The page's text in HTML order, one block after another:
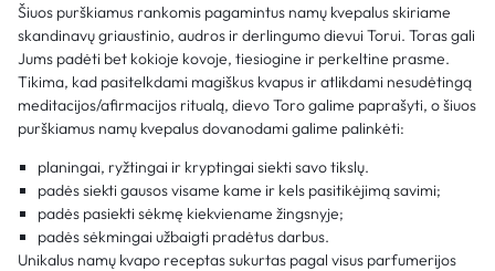
Šiuos purškiamus rankomis pagamintus namų kvepalus skiriame
skandinavų griaustinio, audros ir derlingumo dievui Torui. Toras gali
Jums padėti bet kokioje kovoje, tiesiogine ir perkeltine prasme.
Tikima, kad pasitelkdami magiškus kvapus ir atlikdami nesudėtingą
meditacijos/afirmacijos ritualą, dievo Toro galime paprašyti, o šiuos
purškiamus namų kvepalus dovanodami galime palinkėti:
planingai, ryžtingai ir kryptingai siekti savo tikslų.
padės siekti gausos visame kame ir kels pasitikėjimą savimi;
padės pasiekti sėkmę kiekviename žingsnyje;
padės sėkmingai užbaigti pradėtus darbus.
Unikalus namų kvapo receptas sukurtas pagal visus parfumerijos